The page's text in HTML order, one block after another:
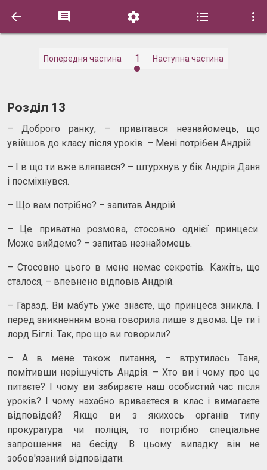
    
Попередня частина 1 Наступна частина
Розділ 13
– Доброго ранку, – привітався незнайомець, що
увійшов до класу після уроків. – Мені потрібен Андрій.
– І в що ти вже вляпався? – штурхнув у бік Андрія Даня
і посміхнувся.
– Що вам потрібно? – запитав Андрій.
– Це приватна розмова, стосовно однієї принцеси.
Може вийдемо? – запитав незнайомець.
– Стосовно цього в мене немає секретів. Кажіть, що
сталося, – впевнено відповів Андрій.
– Гаразд. Ви мабуть уже знаєте, що принцеса зникла. І
перед зникненням вона говорила лише з двома. Це ти і
лорд Біглі. Так, про що ви говорили?
– А в мене також питання, – втрутилась Таня,
помітивши нерішучість Андрія. – Хто ви і чому про це
питаєте? І чому ви забираєте наш особистий час після
уроків? І чому нахабно вриваєтеся в клас і вимагаєте
відповідей? Якщо ви з якихось органів типу
прокуратура чи поліція, то потрібно спеціальне
запрошення на бесіду. В цьому випадку він не
зобов'язаний відповідати.